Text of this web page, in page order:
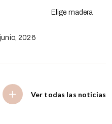
2026
Elige madera
Ver todas las noticias